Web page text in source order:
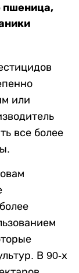
пшеница,
или
все более
В 90-х